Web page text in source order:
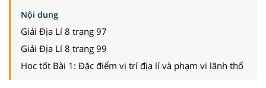
Nội dung
Giải Địa Lí 8 trang 97
Giải Địa Lí 8 trang 99
Học tốt Bài 1: Đặc điểm vị trí địa lí và phạm vi lãnh thổ